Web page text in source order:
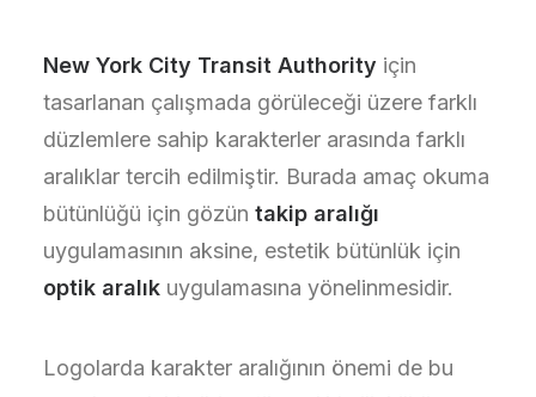
New York City Transit Authority için
tasarlanan çalışmada görüleceği üzere farklı
düzlemlere sahip karakterler arasında farklı
aralıklar tercih edilmiştir. Burada amaç okuma
bütünlüğü için gözün takip aralığı
uygulamasının aksine, estetik bütünlük için
optik aralık uygulamasına yönelinmesidir.
Logolarda karakter aralığının önemi de bu